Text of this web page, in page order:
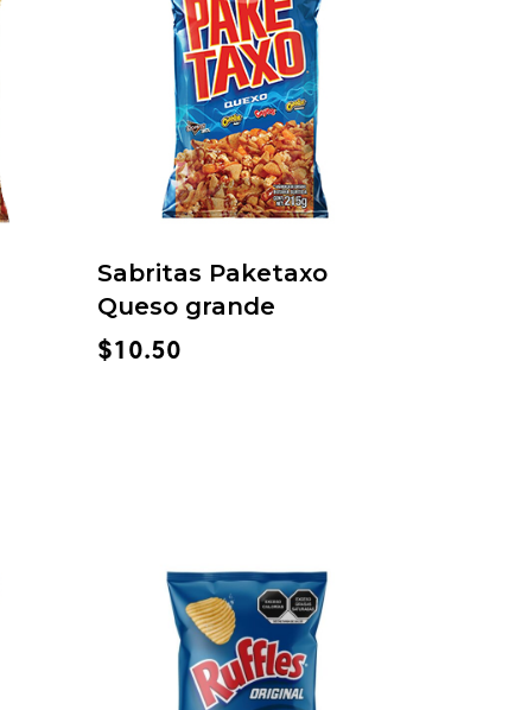
Sabritas Paketaxo
Queso grande
$10.50